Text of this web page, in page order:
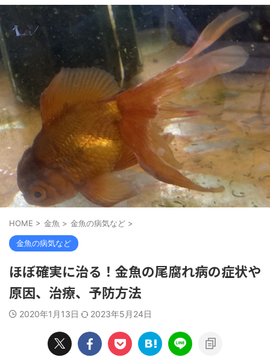
HOME > 金魚 > 金魚の病気など >
金魚の病気など
ほぼ確実に治る！金魚の尾腐れ病の症状や
原因、治療、予防方法
2020年1月13日 2023年5月24日